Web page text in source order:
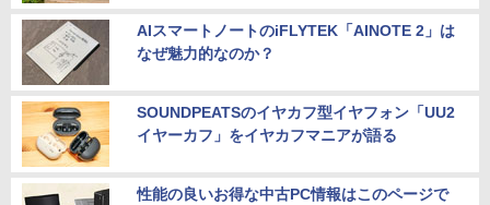
AIスマートノートのiFLYTEK「AINOTE 2」は
なぜ魅力的なのか？
SOUNDPEATSのイヤカフ型イヤフォン「UU2
イヤーカフ」をイヤカフマニアが語る
性能の良いお得な中古PC情報はこのページで